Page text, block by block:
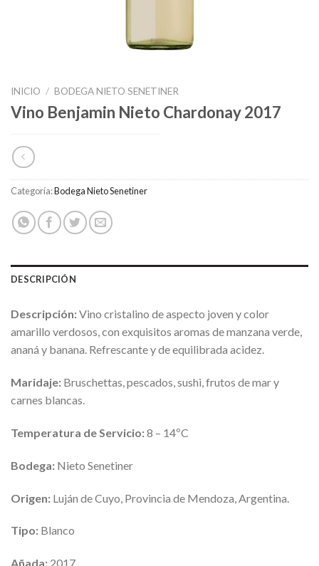
INICIO / BODEGA NIETO SENETINER
Vino Benjamin Nieto Chardonay 2017
Categoría:Bodega Nieto Senetiner
DESCRIPCIÓN
Descripción:Vino cristalino de aspecto joven y color
amarillo verdosos, con exquisitos aromas de manzana verde,
ananá y banana. Refrescante y de equilibrada acidez.
Maridaje: Bruschettas, pescados, sushi, frutos de mar y
carnes blancas.
Temperatura de Servicio:8 – 14ºC
Bodega: Nieto Senetiner
Origen: Luján de Cuyo, Provincia de Mendoza, Argentina.
Tipo: Blanco
Añada: 2017